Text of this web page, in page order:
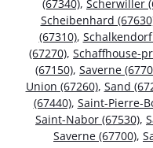
(67340), Scherwiller
Scheibenhard
(67310),
(67270), Schaffhouse-
(67150), Saverne
Union (67260), Sand
(67440), Saint-Pierre-
Saint-Nabor (67530),
Saverne (67700),